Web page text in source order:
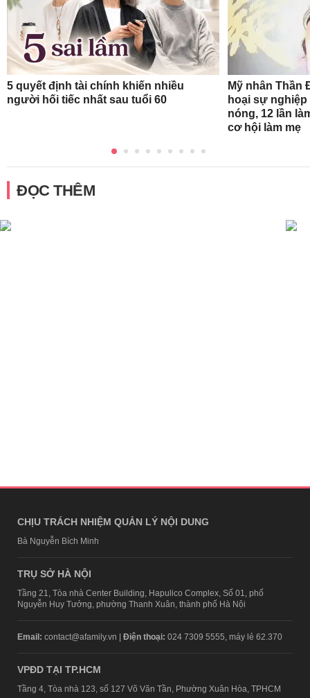
5 quyết định tài chính khiến nhiều
người hối tiếc nhất sau tuổi 60
Mỹ nhân Thần
hoại sự
nóng, 12 lần
cơ hội làm mẹ
ĐỌC THÊM
CHỊU TRÁCH NHIỆM QUẢN LÝ NỘI DUNG
Bà Nguyễn Bích Minh
TRỤ SỞ HÀ NỘI
Tầng 21, Tòa nhà Center Building, Hapulico Complex, Số 01, phố
Nguyễn Huy Tưởng, phường Thanh Xuân, thành phố Hà Nội
Email: contact@afamily.vn | Điện thoại: 024 7309 5555, máy lẻ 62.370
VPĐD TẠI TP.HCM
Tầng 4, Tòa nhà 123, số 127 Võ Văn Tần, Phường Xuân Hòa, TPHCM